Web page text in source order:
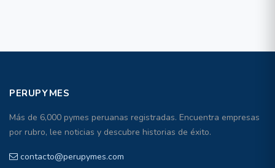
PERUPYMES
Más de 6,000 pymes peruanas registradas. Encuentra empresas
por rubro, lee noticias y descubre historias de éxito.
contacto@perupymes.com